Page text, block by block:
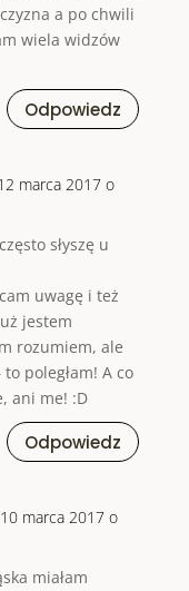
a po chwili
wiela widzów
Odpowiedz
marca 2017 o
słyszę u
uwagę i też
jestem
rozumiem, ale
to poległam! A co
ani me! :D
Odpowiedz
marca 2017 o
miałam